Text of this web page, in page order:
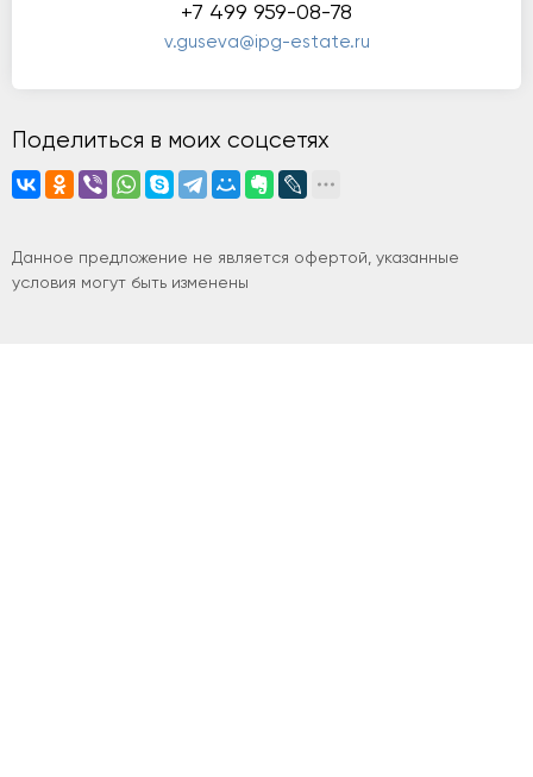
+7 499 959-08-78
v.guseva@ipg-estate.ru
Поделиться в моих соцсетях
Данное предложение не является офертой, указанные
условия могут быть изменены